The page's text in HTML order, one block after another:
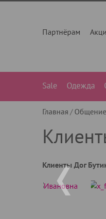
Партнёрам
Sale Одежда
Главная Общение
Клиенты Дог